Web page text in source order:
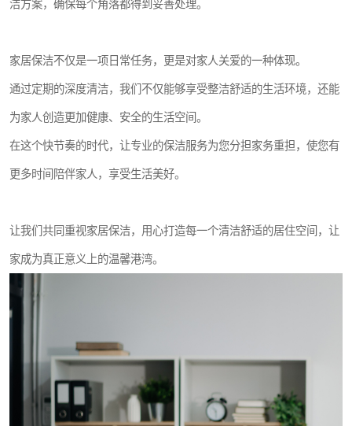
洁方案，确保每个角落都得到妥善处理。
家居保洁不仅是一项日常任务，更是对家人关爱的一种体现。
通过定期的深度清洁，我们不仅能够享受整洁舒适的生活环境，还能
为家人创造更加健康、安全的生活空间。
在这个快节奏的时代，让专业的保洁服务为您分担家务重担，使您有
更多时间陪伴家人，享受生活美好。
让我们共同重视家居保洁，用心打造每一个清洁舒适的居住空间，让
家成为真正意义上的温馨港湾。